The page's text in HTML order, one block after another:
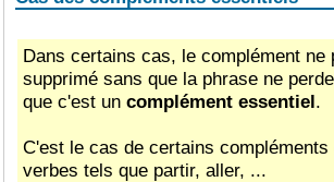
Dans certains cas, le complément ne
supprimé sans que la phrase ne
que c'est un complément essentiel.
C'est le cas de certains
verbes tels que partir, aller, ...